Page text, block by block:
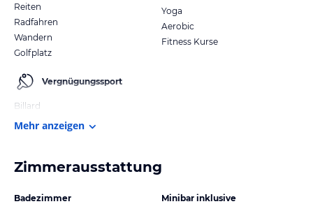
Reiten
Radfahren
Wandern
Golfplatz
Vergnügungssport
Billard
Yoga
Aerobic
Fitness Kurse
Mehr anzeigen
Zimmerausstattung
Badezimmer
Minibar inklusive